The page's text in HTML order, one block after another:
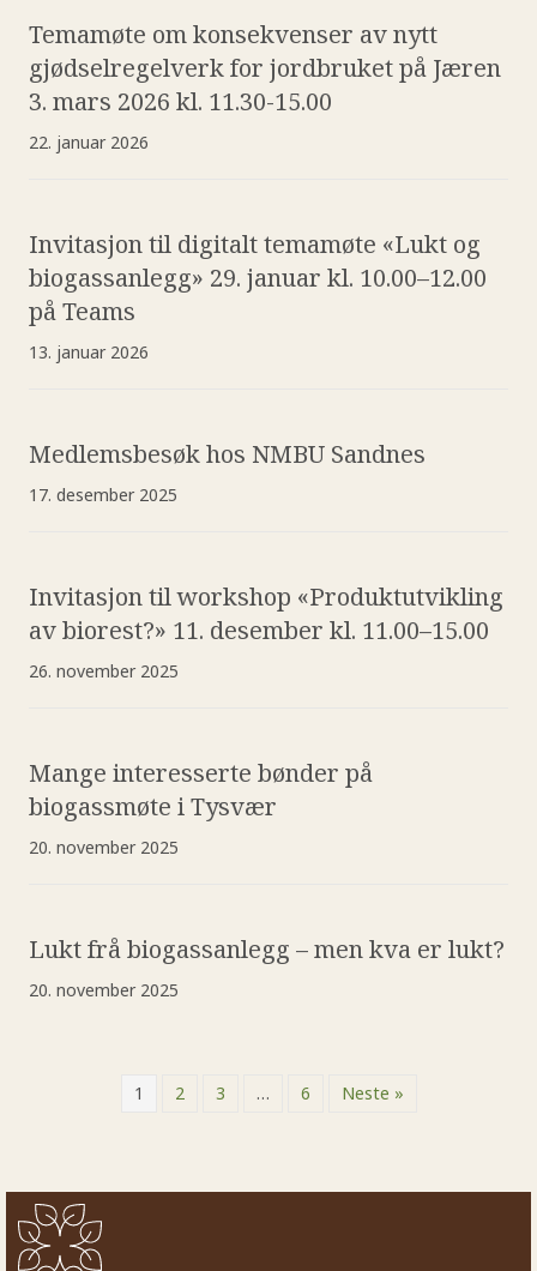
Temamøte om konsekvenser av nytt
gjødselregelverk for jordbruket på Jæren
3. mars 2026 kl. 11.30-15.00
22. januar 2026
Invitasjon til digitalt temamøte «Lukt og
biogassanlegg» 29. januar kl. 10.00–12.00
på Teams
13. januar 2026
Medlemsbesøk hos NMBU Sandnes
17. desember 2025
Invitasjon til workshop «Produktutvikling
av biorest?» 11. desember kl. 11.00–15.00
26. november 2025
Mange interesserte bønder på
biogassmøte i Tysvær
20. november 2025
Lukt frå biogassanlegg – men kva er lukt?
20. november 2025
1 2 3 … 6 Neste »